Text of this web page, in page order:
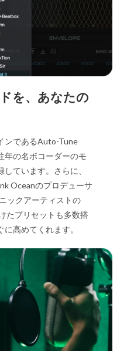
を、あなたの
ンであるAuto-Tune
年の名ボコーダーのモ
ています。さらに、
Oceanのプロデューサ
ックアーティストの
たプリセットも多数搭
高めてくれます。